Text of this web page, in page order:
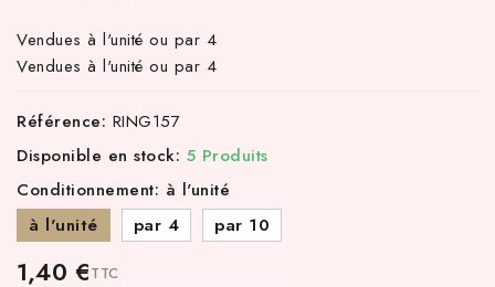
Vendues à l'unité ou par 4
Vendues à l'unité ou par 4
Référence: RING157
Disponible en stock: 5 Produits
Conditionnement: à l'unité
à l'unité
par 4 par 10
1,40 €TTC